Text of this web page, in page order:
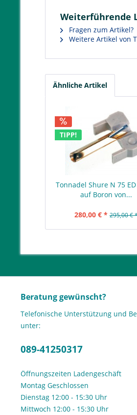
Weiterführende
Fragen zum Artikel?
Weitere Artikel von
Ähnliche Artikel
TIPP!
Tonnadel Shure N 75 ED
auf Boron von...
280,00 € * 295,00 €
Beratung gewünscht?
Telefonische Unterstützung und
unter:
089-41250317
Öffnungszeiten Ladengeschäft
Montag Geschlossen
Dienstag 12:00 - 15:30 Uhr
Mittwoch 12:00 - 15:30 Uhr